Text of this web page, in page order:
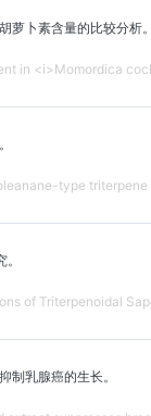
萝卜素含量的比较分析。
in <i>Momordica
type
of Triterpenoidal
制乳腺癌的生长。